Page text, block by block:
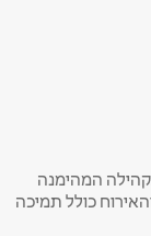
המהימנה
כולל תמיכה